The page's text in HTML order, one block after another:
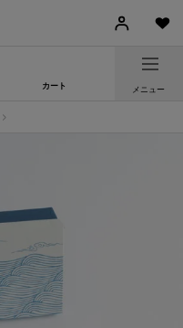
カート メニュー
>